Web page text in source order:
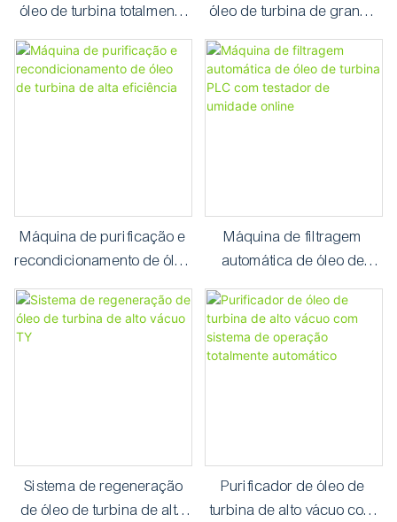
óleo de turbina totalmente
automática PLC com
testador de umidade online
óleo de turbina de grande
capacidade e
desidratação rápida
Máquina de purificação e
recondicionamento de óleo
de turbina de alta
eficiência
Máquina de filtragem
automática de óleo de
turbina PLC com testador
de umidade online
Sistema de regeneração
de óleo de turbina de alto
Purificador de óleo de
turbina de alto vácuo com